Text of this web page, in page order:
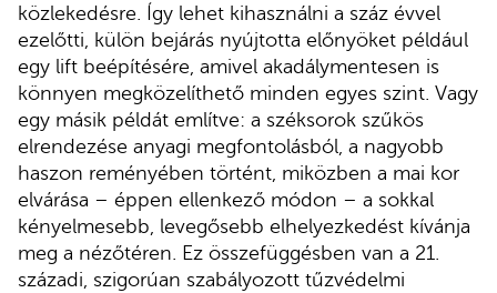
közlekedésre. Így lehet kihasználni a száz évvel
ezelőtti, külön bejárás nyújtotta előnyöket például
egy lift beépítésére, amivel akadálymentesen is
könnyen megközelíthető minden egyes szint. Vagy
egy másik példát említve: a széksorok szűkös
elrendezése anyagi megfontolásból, a nagyobb
haszon reményében történt, miközben a mai kor
elvárása – éppen ellenkező módon – a sokkal
kényelmesebb, levegősebb elhelyezkedést kívánja
meg a nézőtéren. Ez összefüggésben van a 21.
századi, szigorúan szabályozott tűzvédelmi